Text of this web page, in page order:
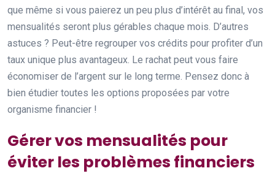
que même si vous paierez un peu plus d’intérêt au final, vos
mensualités seront plus gérables chaque mois. D’autres
astuces ? Peut-être regrouper vos crédits pour profiter d’un
taux unique plus avantageux. Le rachat peut vous faire
économiser de l’argent sur le long terme. Pensez donc à
bien étudier toutes les options proposées par votre
organisme financier !
Gérer vos mensualités pour
éviter les problèmes financiers